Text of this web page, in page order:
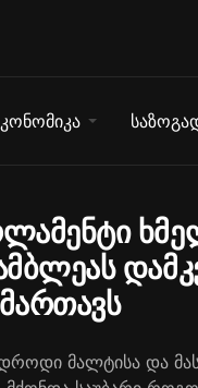
მალტისა და